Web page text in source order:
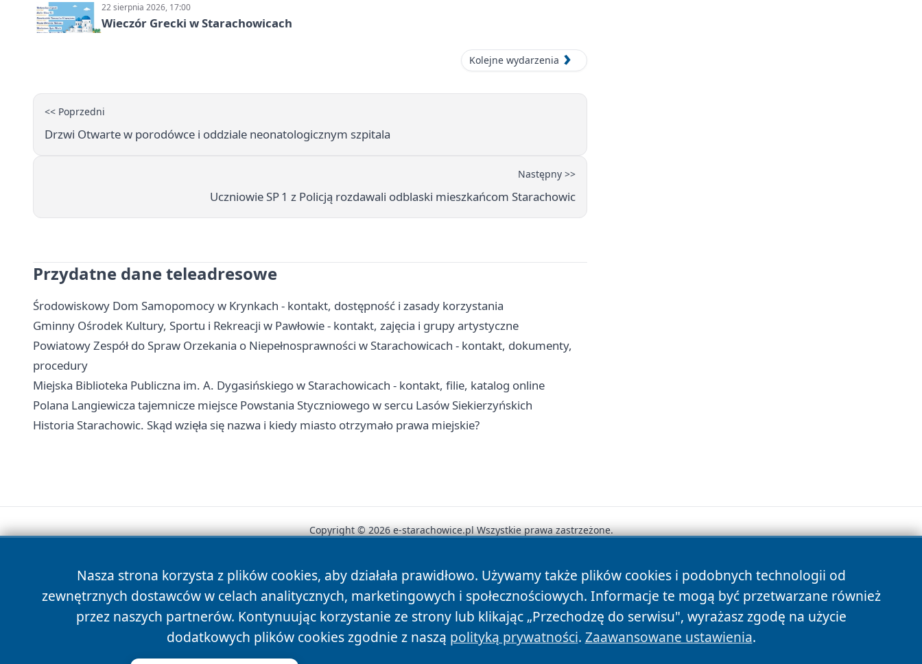
22 sierpnia 2026, 17:00
Wieczór Grecki w Starachowicach
Kolejne wydarzenia
<< Poprzedni
Drzwi Otwarte w porodówce i oddziale neonatologicznym szpitala
Następny >>
Uczniowie SP 1 z Policją rozdawali odblaski mieszkańcom Starachowic
Przydatne dane teleadresowe
Środowiskowy Dom Samopomocy w Krynkach - kontakt, dostępność i zasady korzystania
Gminny Ośrodek Kultury, Sportu i Rekreacji w Pawłowie - kontakt, zajęcia i grupy artystyczne
Powiatowy Zespół do Spraw Orzekania o Niepełnosprawności w Starachowicach - kontakt, dokumenty,
procedury
Miejska Biblioteka Publiczna im. A. Dygasińskiego w Starachowicach - kontakt, filie, katalog online
Polana Langiewicza tajemnicze miejsce Powstania Styczniowego w sercu Lasów Siekierzyńskich
Historia Starachowic. Skąd wzięła się nazwa i kiedy miasto otrzymało prawa miejskie?
Nasza strona korzysta z plików cookies, aby działała prawidłowo. Używamy także plików cookies i podobnych technologii od
zewnętrznych dostawców w celach analitycznych, marketingowych i społecznościowych. Informacje te mogą być przetwarzane również
przez naszych partnerów. Kontynuując korzystanie ze strony lub klikając „Przechodzę do serwisu", wyrażasz zgodę na użycie
dodatkowych plików cookies zgodnie z naszą polityką prywatności. Zaawansowane ustawienia.
Copyright © 2026 e-starachowice.pl Wszystkie prawa zastrzeżone.
News Autorzy Polityka Prywatności Polityka Cookies